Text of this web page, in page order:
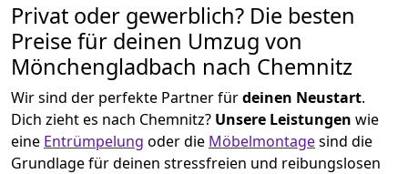
Privat oder gewerblich? Die besten
Preise für deinen Umzug von
Mönchen­gladbach nach Chemnitz
Wir sind der perfekte Partner fürdeinen Neustart.
Dich zieht es nach Chemnitz? Unsere Leistungen wie
eine Entrümpelung oder die Möbelmontagesind die
Grundlage für deinen stressfreien und reibungslosen